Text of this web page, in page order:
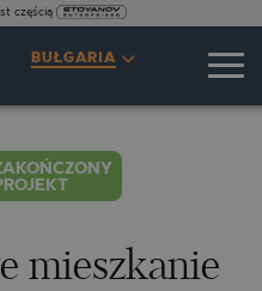
GALERIA
CENY
częścią
BUŁGARIA
mieszkanie